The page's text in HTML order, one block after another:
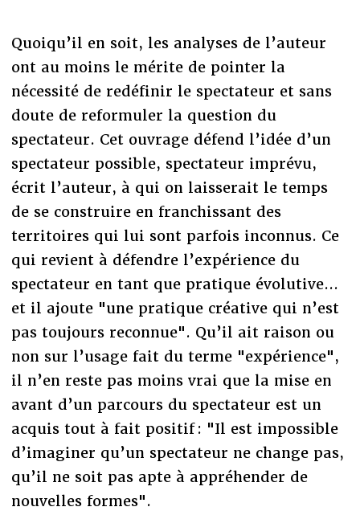
Quoiqu’il en soit, les analyses de l’auteur
ont au moins le mérite de pointer la
nécessité de redéfinir le spectateur et sans
doute de reformuler la question du
spectateur. Cet ouvrage défend l’idée d’un
spectateur possible, spectateur imprévu,
écrit l’auteur, à qui on laisserait le temps
de se construire en franchissant des
territoires qui lui sont parfois inconnus. Ce
qui revient à défendre l’expérience du
spectateur en tant que pratique évolutive...
et il ajoute "une pratique créative qui n’est
pas toujours reconnue". Qu’il ait raison ou
non sur l’usage fait du terme "expérience",
il n’en reste pas moins vrai que la mise en
avant d’un parcours du spectateur est un
acquis tout à fait positif : "Il est impossible
d’imaginer qu’un spectateur ne change pas,
qu’il ne soit pas apte à appréhender de
nouvelles formes".